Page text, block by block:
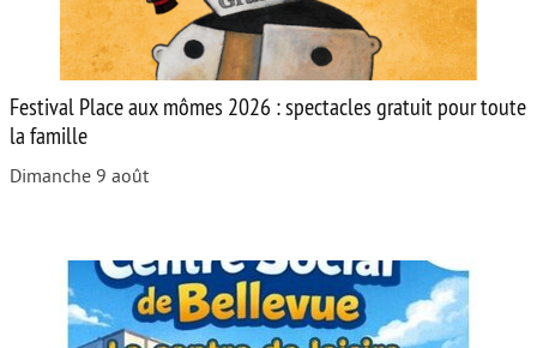
Festival Place aux mômes 2026 : spectacles gratuit pour toute
la famille
Dimanche 9 août